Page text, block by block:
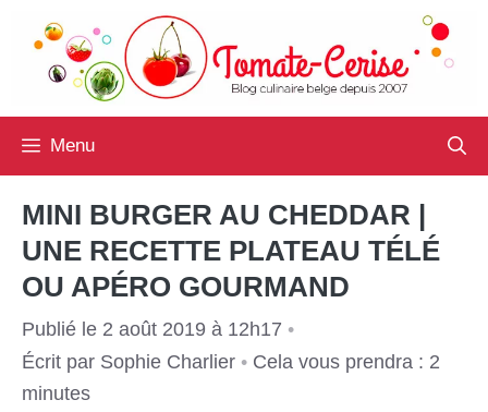
contenu
Menu
MINI BURGER AU CHEDDAR |
UNE RECETTE PLATEAU TÉLÉ
OU APÉRO GOURMAND
Publié le 2 août 2019 à 12h17 •
Écrit par Sophie Charlier • Cela vous prendra : 2
minutes